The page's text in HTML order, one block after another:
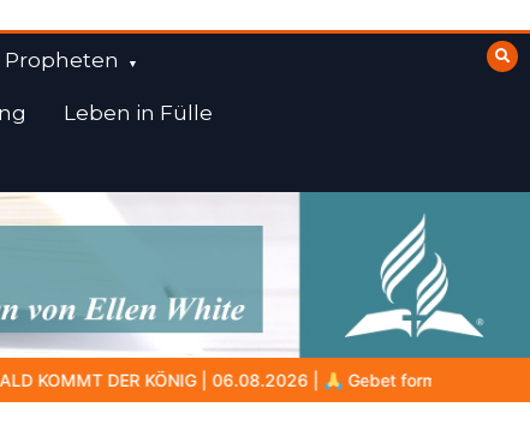
Propheten
Leben in Fülle
Gebet formt den Charakter: Das verborgene Leben mit Gott